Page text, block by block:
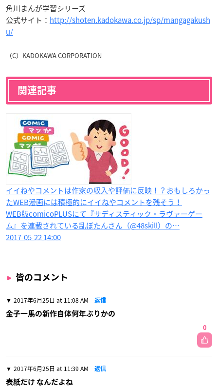
角川まんが学習シリーズ
公式サイト： http://shoten.kadokawa.co.jp/sp/mangagakush
u/
（C）KADOKAWA CORPORATION
関連記事
イイねやコメントは作家の収入や評価に反映！？おもしろかっ
たWEB漫画には積極的にイイねやコメントを残そう！
WEB版comicoPLUSにて『サディスティック・ラヴァーゲー
ム』を連載されている乱ぼたんさん（@48skill）の…
2017-05-22 14:00
皆のコメント
2017年6月25日 at 11:08 AM 返信
金子一馬の新作自体何年ぶりかの
0
2017年6月25日 at 11:39 AM 返信
表紙だけ なんだよね